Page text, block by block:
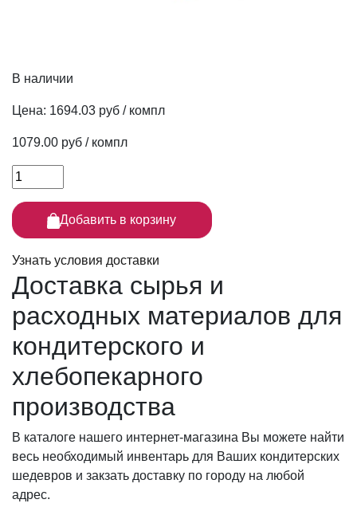
В наличии
Цена: 1694.03 руб / компл
1079.00 руб / компл
Добавить в корзину
Узнать условия доставки
Доставка сырья и
расходных материалов для
кондитерского и
хлебопекарного
производства
В каталоге нашего интернет-магазина Вы можете найти
весь необходимый инвентарь для Ваших кондитерских
шедевров и закзать доставку по городу на любой
адрес.